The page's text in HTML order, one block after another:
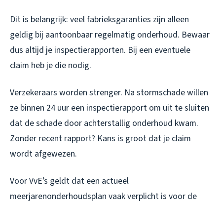
Dit is belangrijk: veel fabrieksgaranties zijn alleen
geldig bij aantoonbaar regelmatig onderhoud. Bewaar
dus altijd je inspectierapporten. Bij een eventuele
claim heb je die nodig.
Verzekeraars worden strenger. Na stormschade willen
ze binnen 24 uur een inspectierapport om uit te sluiten
dat de schade door achterstallig onderhoud kwam.
Zonder recent rapport? Kans is groot dat je claim
wordt afgewezen.
Voor VvE’s geldt dat een actueel
meerjarenonderhoudsplan vaak verplicht is voor de